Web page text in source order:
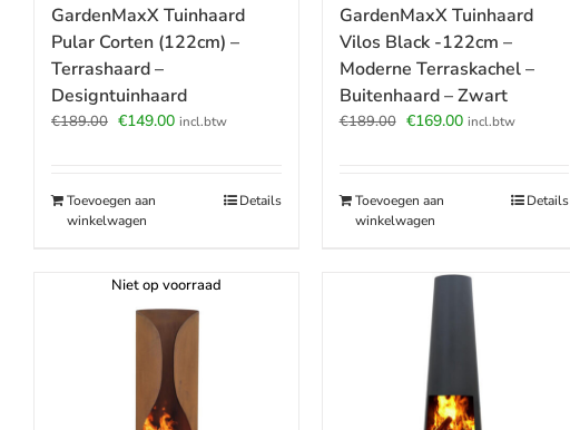
GardenMaxX Tuinhaard
Pular Corten (122cm) –
Terrashaard –
Designtuinhaard
€189.00 Oorspronkelijke
€149.00Huidige
€149.00.
incl.btw
Toevoegen aan
winkelwagen
Details
GardenMaxX Tuinhaard
Vilos Black -122cm –
Moderne Terraskachel –
Buitenhaard – Zwart
€189.00 Oorspronkelijke
€169.00Huidige
€169.00.
incl.btw
Toevoegen aan
winkelwagen
Details
Niet op voorraad